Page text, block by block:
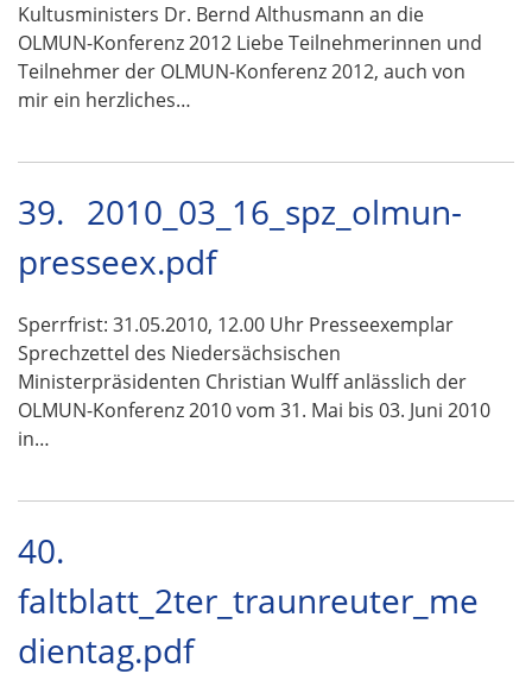
Kultusministers Dr. Bernd Althusmann an die
OLMUN-Konferenz 2012 Liebe Teilnehmerinnen und
Teilnehmer der OLMUN-Konferenz 2012, auch von
mir ein herzliches…
39. 2010_03_16_spz_olmun-
presseex.pdf
Sperrfrist: 31.05.2010, 12.00 Uhr Presseexemplar
Sprechzettel des Niedersächsischen
Ministerpräsidenten Christian Wulff anlässlich der
OLMUN-Konferenz 2010 vom 31. Mai bis 03. Juni 2010
in…
40.
faltblatt_2ter_traunreuter_me
dientag.pdf